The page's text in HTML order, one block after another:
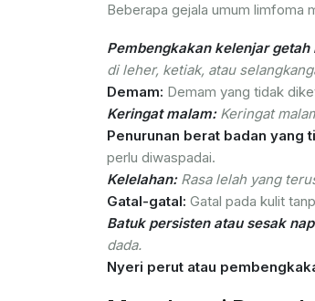
Beberapa gejala umum limfoma
Pembengkakan kelenjar getah
di leher, ketiak, atau
Demam: Demam yang tidak
Keringat malam:Keringat
Penurunan berat badan yang
perlu diwaspadai.
Kelelahan:Rasa lelah yang
Gatal-gatal: Gatal pada kulit
Batuk persisten atau sesak
dada.
Nyeri perut atau